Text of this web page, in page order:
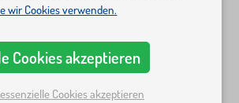
wir Cookies verwenden.
Cookies akzeptieren
Cookies akzeptieren